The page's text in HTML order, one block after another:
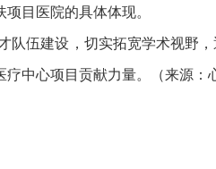
目医院的具体体现。
伍建设，切实拓宽学术视野
中心项目贡献力量。（来源：